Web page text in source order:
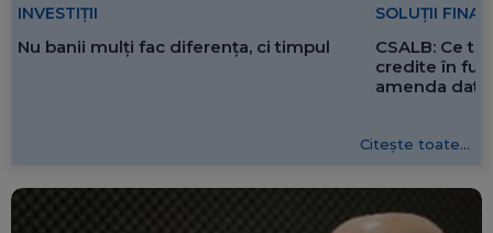
INVESTIȚII
Nu banii mulți fac diferența, ci timpul
SOLUȚII
CSALB: Ce
credite în
amenda
Citește toate...